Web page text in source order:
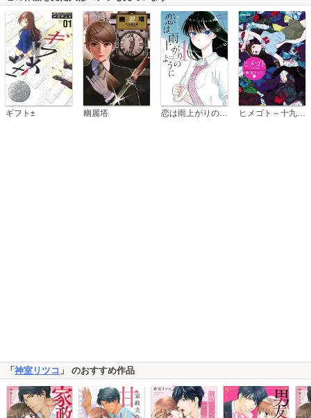
ギフト± 幽麗塔 ヒメゴト～十九歳の制服～
「神室リツコ 」 のおすすめ作品